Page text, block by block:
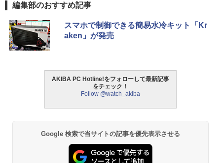
編集部のおすすめ記事
スマホで制御できる簡易水冷キット「Kr
aken」が発売
AKIBA PC Hotline!をフォローして最新記事
をチェック！
Follow @watch_akiba
Google 検索で当サイトの記事を優先表示させる